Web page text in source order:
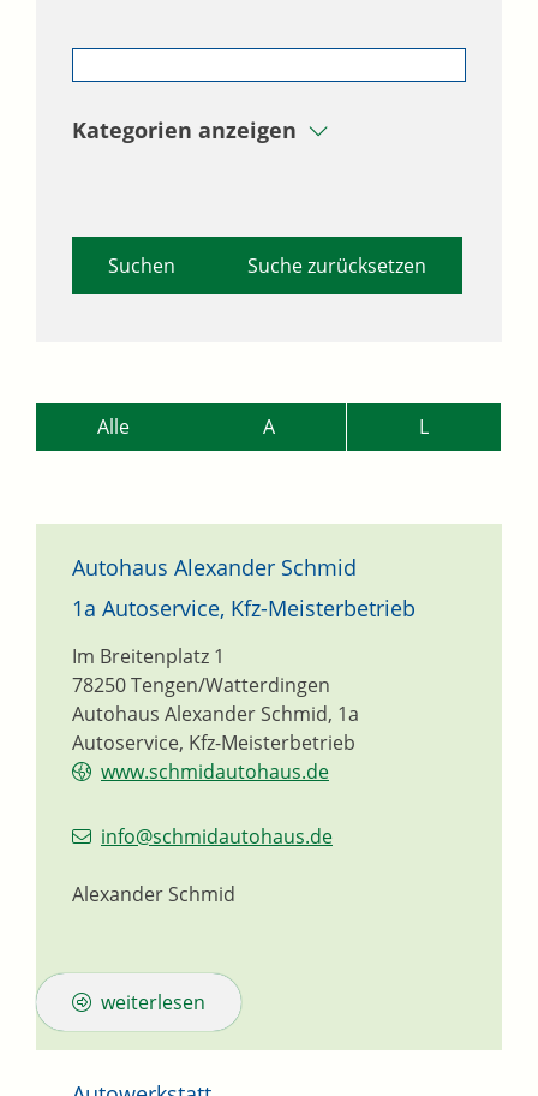
Kategorien anzeigen
Suche zurücksetzen
Alle A L
Autohaus Alexander Schmid
1a Autoservice, Kfz-Meisterbetrieb
Autohaus Alexander Schmid, 1a
Autoservice, Kfz-Meisterbetrieb
Im Breitenplatz 1
78250Tengen/Watterdingen
www.schmidautohaus.de
info@schmidautohaus.de
Alexander Schmid
weiterlesen